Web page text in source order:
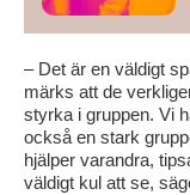
– Det är en väldigt
märks att de
styrka i gruppen. Vi
också en stark
hjälper varandra,
väldigt kul att se,